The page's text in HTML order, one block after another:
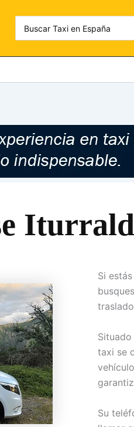
for:
Si
taxi se
Su